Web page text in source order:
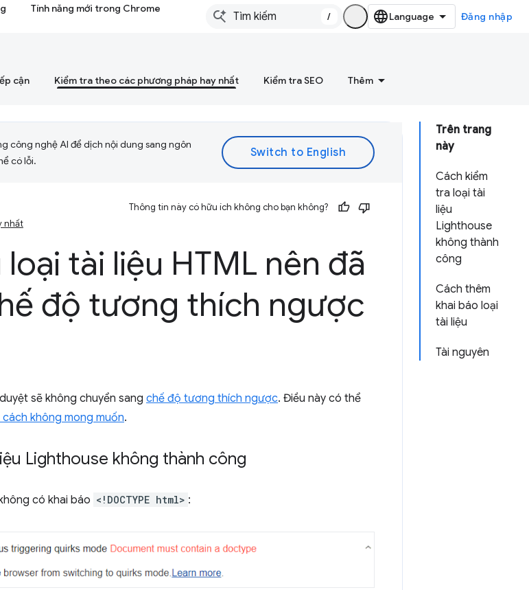
Tính năng mới trong Chrome
/ Đăng nhập
cận Kiểm tra theo các phương pháp hay nhất Kiểm tra SEO Thêm
Trên trang
này
Cách kiểm
tra loại tài
liệu
Lighthouse
không thành
công
Cách thêm
khai báo loại
tài liệu
Tài nguyên
công nghệ AI để dịch nội dung sang ngôn
có lỗi.
nhất
Thông tin này có hữu ích không cho bạn không?
tài liệu HTML nên đã
độ tương thích ngược
sẽ không chuyển sang chế độ tương thích ngược. Điều này có thể
không mong muốn.
Lighthouse không thành công
có khai báo <!DOCTYPE html> :